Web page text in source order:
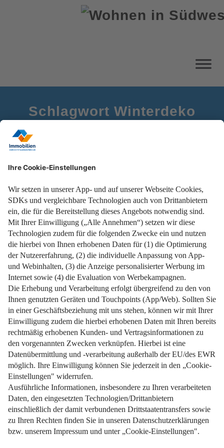
Schlagwort Winterdeko
Mit Beleuchtung, Heizung und Deko zum Winterzauber!
Weiterlesen
Impressum Datenschutz Nutzungsbedingungen
Pflichtinformationen AGB Über uns Bildquellen
Barrierefreiheit Widerrufsformular
Cookie-Einstellungen